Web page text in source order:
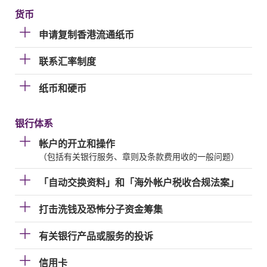
货币
申请复制香港流通纸币
联系汇率制度
纸币和硬币
银行体系
帐户的开立和操作
（包括有关银行服务、章则及条款费用收的一般问题）
「自动交换资料」和「海外帐户税收合规法案」
打击洗钱及恐怖分子资金筹集
有关银行产品或服务的投诉
信用卡